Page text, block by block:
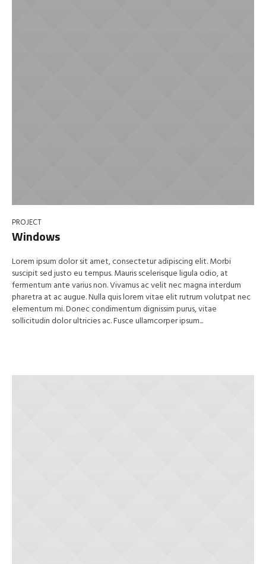
PROJECT
Windows
Lorem ipsum dolor sit amet, consectetur adipiscing elit. Morbi
suscipit sed justo eu tempus. Mauris scelerisque ligula odio, at
fermentum ante varius non. Vivamus ac velit nec magna interdum
pharetra at ac augue. Nulla quis lorem vitae elit rutrum volutpat nec
elementum mi. Donec condimentum dignissim purus, vitae
sollicitudin dolor ultricies ac. Fusce ullamcorper ipsum...